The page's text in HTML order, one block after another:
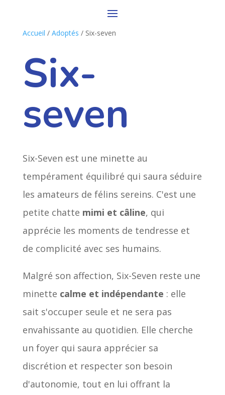
Accueil / Adoptés / Six-seven
Six-
seven
Six-Seven est une minette au
tempérament équilibré qui saura séduire
les amateurs de félins sereins. C'est une
petite chatte mimi et câline, qui
apprécie les moments de tendresse et
de complicité avec ses humains.
Malgré son affection, Six-Seven reste une
minette calme et indépendante : elle
sait s'occuper seule et ne sera pas
envahissante au quotidien. Elle cherche
un foyer qui saura apprécier sa
discrétion et respecter son besoin
d'autonomie, tout en lui offrant la